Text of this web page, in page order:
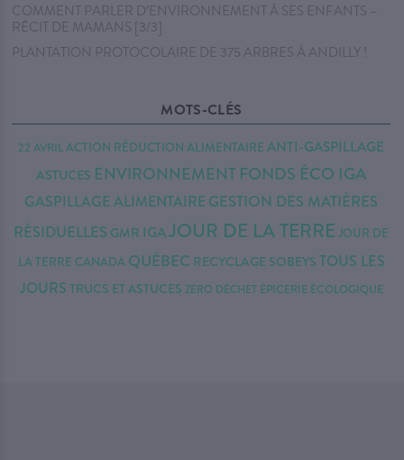
COMMENT PARLER D’ENVIRONNEMENT À SES ENFANTS –
RÉCIT DE MAMANS [3/3]
PLANTATION PROTOCOLAIRE DE 375 ARBRES À ANDILLY !
MOTS-CLÉS
22 AVRILACTION RÉDUCTION ALIMENTAIRE ANTI-GASPILLAGE
ASTUCES ENVIRONNEMENTFONDS ÉCO IGA
GASPILLAGE ALIMENTAIREGESTION DES MATIÈRES
RÉSIDUELLES GMR IGAJOUR DE LA TERRE JOUR DE
LA TERRE CANADA QUÉBEC RECYCLAGE SOBEYSTOUS LES
JOURS TRUCS ET ASTUCES ZERO DÉCHET ÉPICERIE ÉCOLOGIQUE